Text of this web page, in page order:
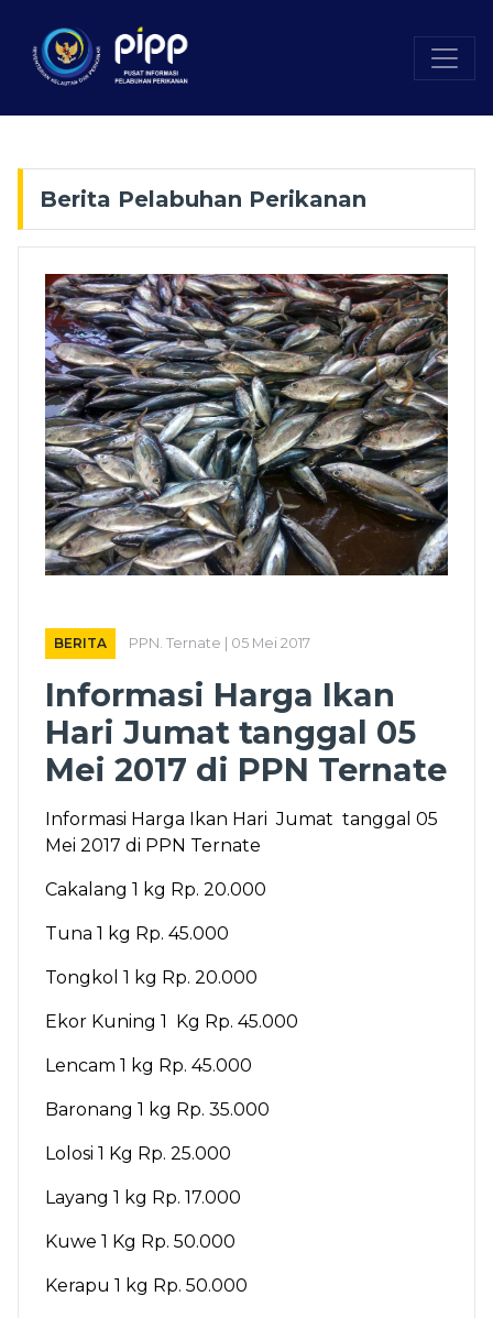
Berita Pelabuhan Perikanan
BERITA PPN. Ternate | 05 Mei 2017
Informasi Harga Ikan
Hari Jumat tanggal 05
Mei 2017 di PPN Ternate
Informasi Harga Ikan Hari Jumat tanggal 05
Mei 2017 di PPN Ternate
Cakalang 1 kg Rp. 20.000
Tuna 1 kg Rp. 45.000
Tongkol 1 kg Rp. 20.000
Ekor Kuning 1 Kg Rp. 45.000
Lencam 1 kg Rp. 45.000
Baronang 1 kg Rp. 35.000
Lolosi 1 Kg Rp. 25.000
Layang 1 kg Rp. 17.000
Kuwe 1 Kg Rp. 50.000
Kerapu 1 kg Rp. 50.000